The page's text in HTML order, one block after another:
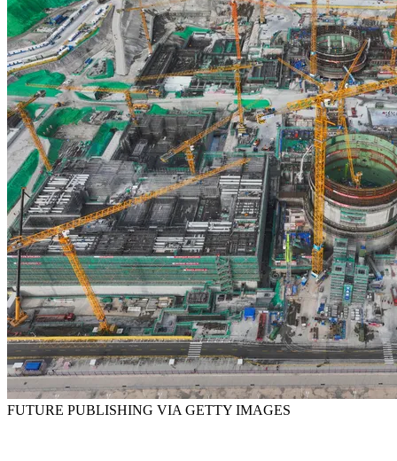
FUTURE PUBLISHING VIA GETTY IMAGES